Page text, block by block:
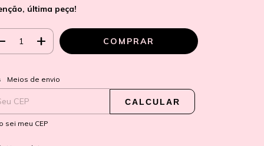
última peça!
para o CEP:
Meios de envio
CALCULAR
sei meu CEP